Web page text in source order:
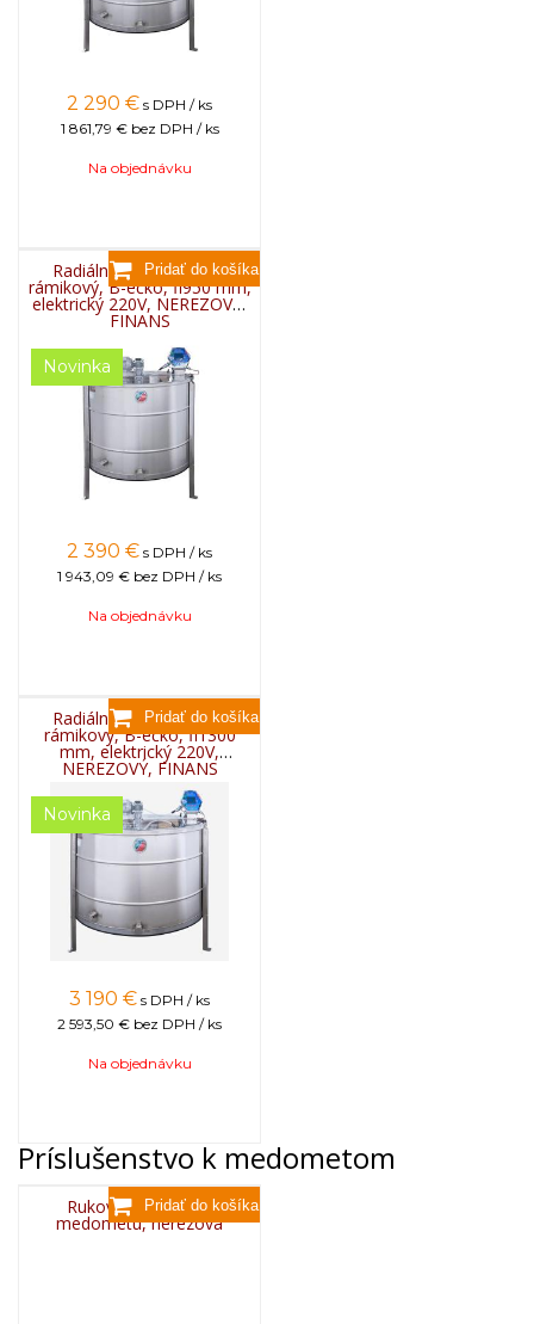
2 290 € s DPH / ks
1 861,79 € bez DPH / ks
Na objednávku
Radiálny medomet 32-
rámikový, B-éčko, fi950 mm,
elektrický 220V, NEREZOVÝ,
FINANS
Novinka
2 390 € s DPH / ks
1 943,09 € bez DPH / ks
Na objednávku
Radiálny medomet 72-
rámikový, B-éčko, fi1300
mm, elektrický 220V,
NEREZOVÝ, FINANS
Novinka
3 190 € s DPH / ks
2 593,50 € bez DPH / ks
Na objednávku
Príslušenstvo k medometom
Rukoväť na prenos
medometu, nerezová